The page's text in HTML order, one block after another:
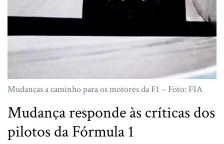
Mudanças a caminho para os motores da F1 – Foto: FIA
Mudança responde às críticas dos
pilotos da Fórmula 1